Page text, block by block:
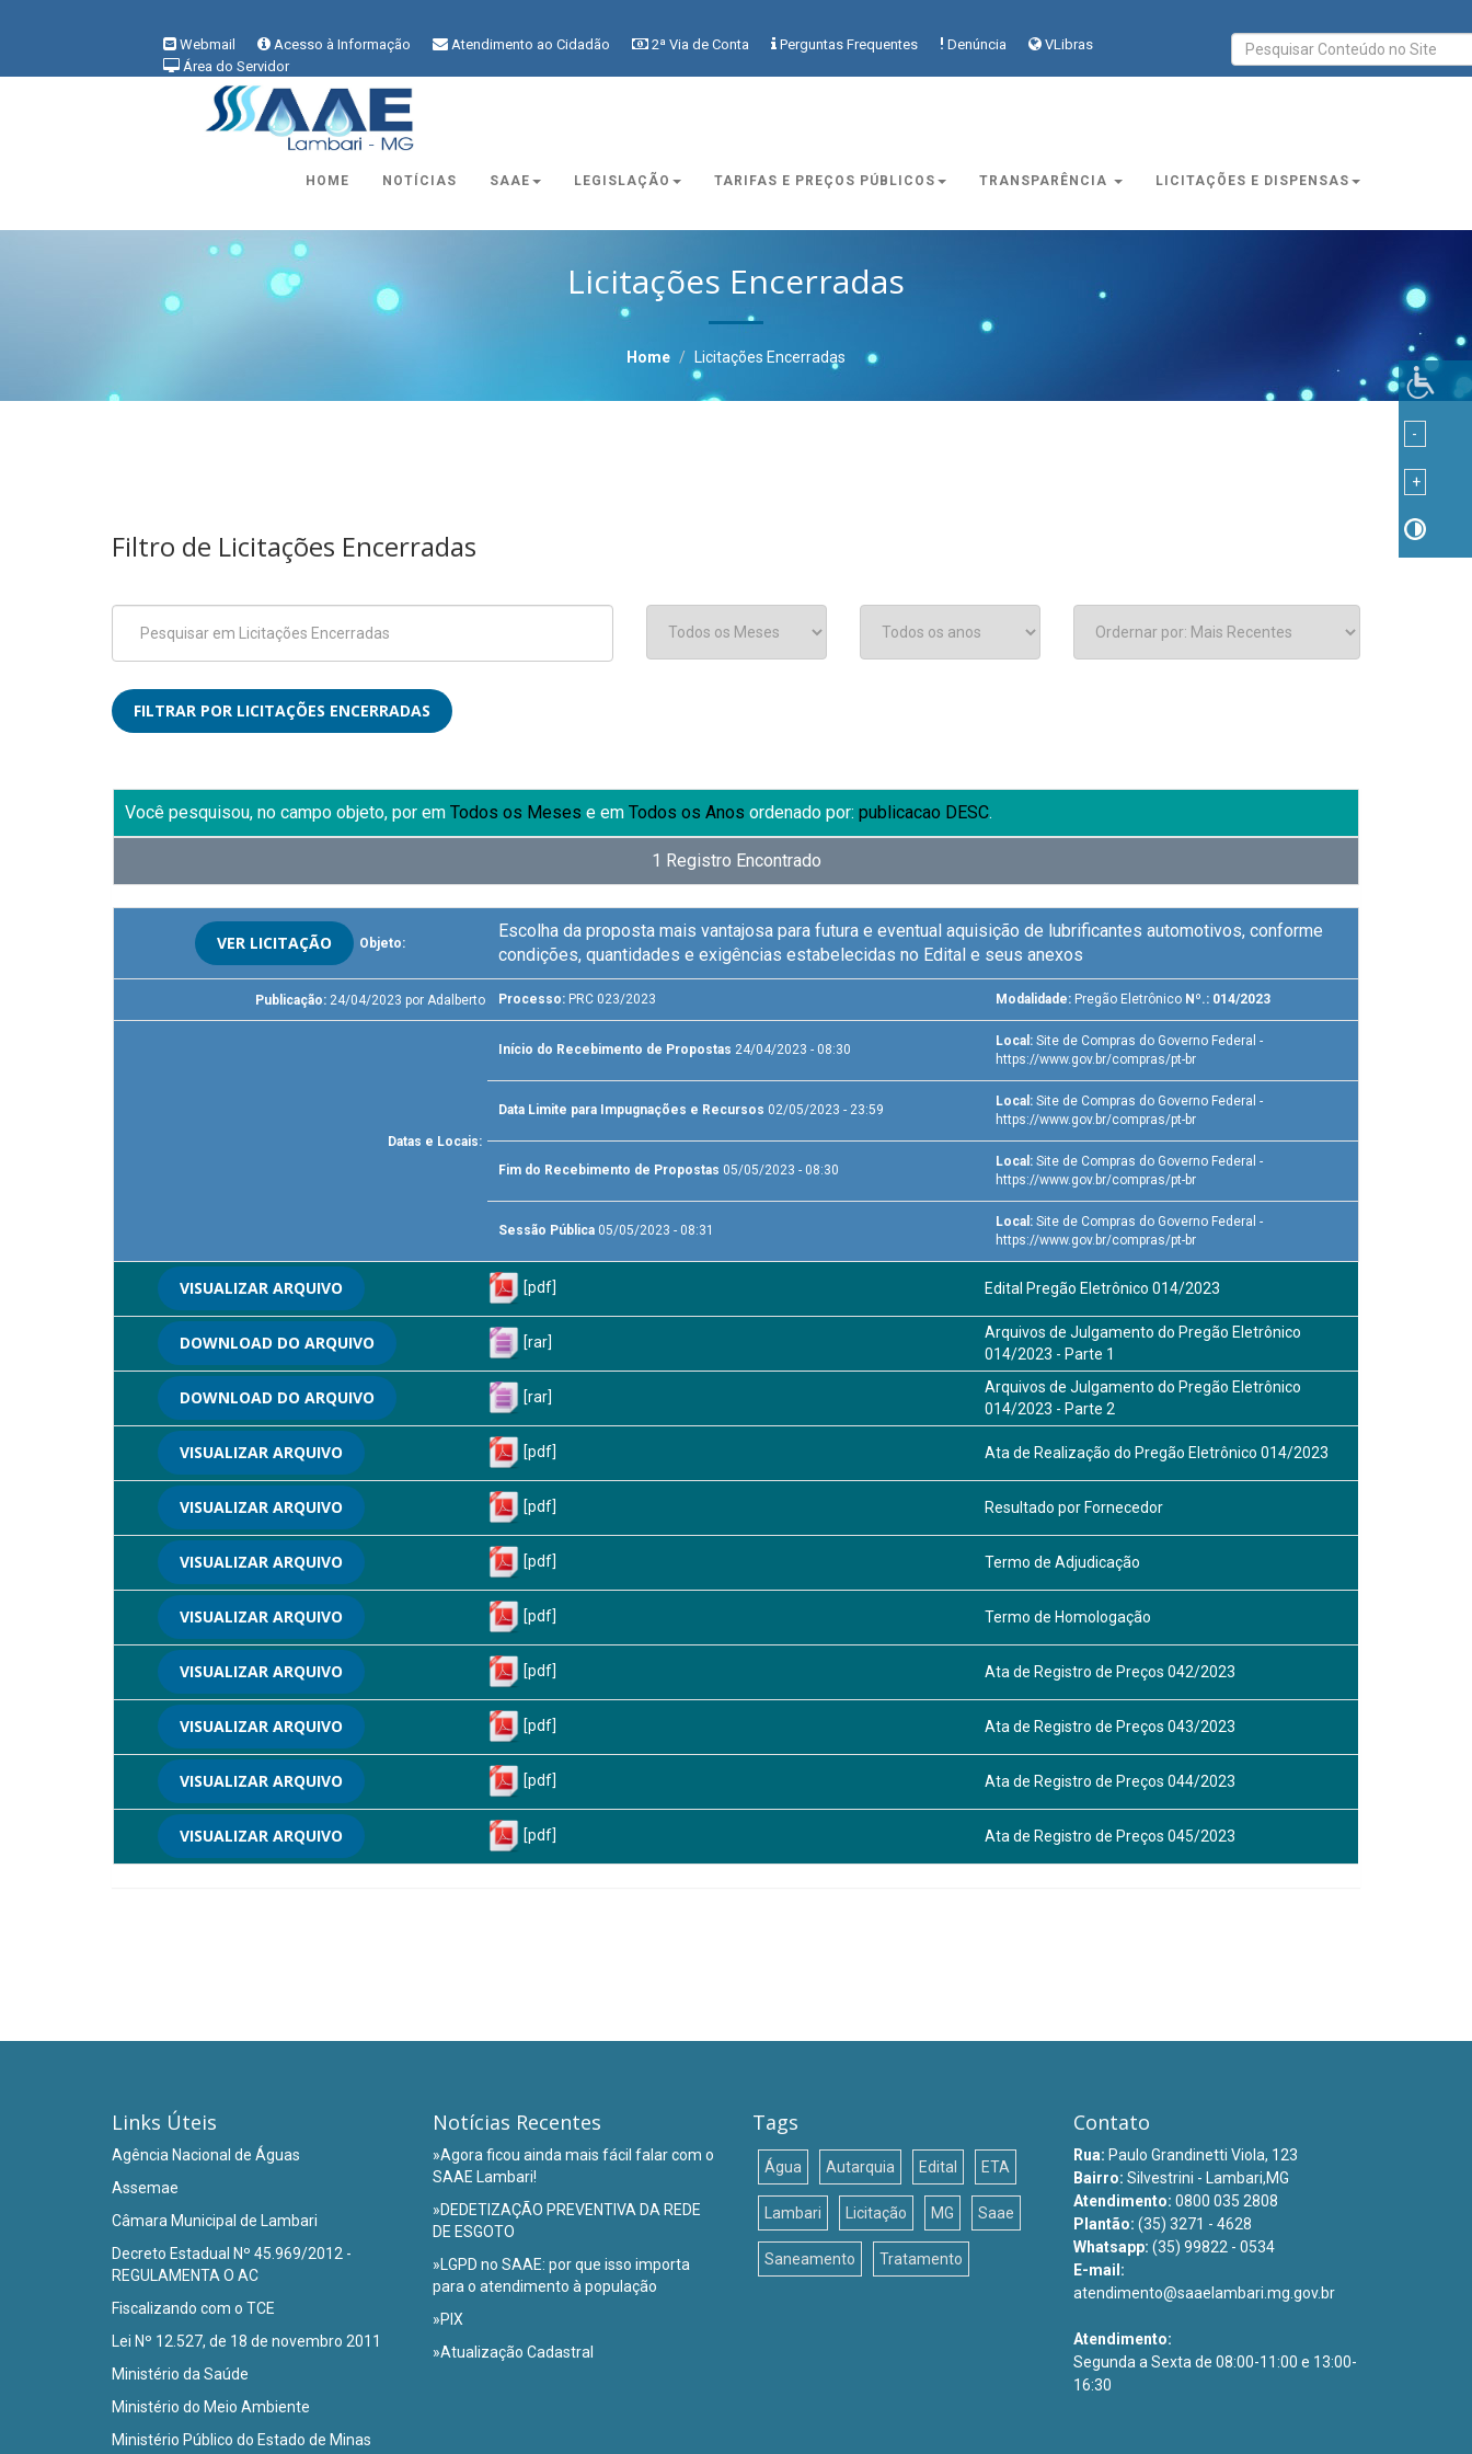
Webmail Acesso à Informação Atendimento ao Cidadão 2ª Via de Conta Perguntas Frequentes ! Denúncia
VLibras
Área do Servidor
HOME NOTÍCIAS SAAE LEGISLAÇÃO TARIFAS E PREÇOS PÚBLICOS TRANSPARÊNCIA LICITAÇÕES E DISPENSAS
Licitações Encerradas
Home Licitações Encerradas
Filtro de Licitações Encerradas
Você pesquisou, no campo objeto, por em Todos os Meses e em Todos os Anos ordenado por: publicacao DESC.
1 Registro Encontrado
VER LICITAÇÃO Objeto:
Escolha da proposta mais vantajosa para futura e eventual aquisição de lubrificantes automotivos, conforme
condições, quantidades e exigências estabelecidas no Edital e seus anexos
Publicação: 24/04/2023 por Adalberto Processo: PRC 023/2023 Modalidade: Pregão Eletrônico Nº.: 014/2023
Datas e Locais:
Início do Recebimento de Propostas 24/04/2023 - 08:30
Local: Site de Compras do Governo Federal -
https://www.gov.br/compras/pt-br
Data Limite para Impugnações e Recursos 02/05/2023 - 23:59
Local: Site de Compras do Governo Federal -
https://www.gov.br/compras/pt-br
Fim do Recebimento de Propostas 05/05/2023 - 08:30
Local: Site de Compras do Governo Federal -
https://www.gov.br/compras/pt-br
Sessão Pública 05/05/2023 - 08:31
Local: Site de Compras do Governo Federal -
https://www.gov.br/compras/pt-br
VISUALIZAR ARQUIVO [pdf] Edital Pregão Eletrônico 014/2023
DOWNLOAD DO ARQUIVO [rar]
Arquivos de Julgamento do Pregão Eletrônico
014/2023 - Parte 1
DOWNLOAD DO ARQUIVO [rar]
Arquivos de Julgamento do Pregão Eletrônico
014/2023 - Parte 2
VISUALIZAR ARQUIVO [pdf] Ata de Realização do Pregão Eletrônico 014/2023
VISUALIZAR ARQUIVO [pdf] Resultado por Fornecedor
VISUALIZAR ARQUIVO [pdf] Termo de Adjudicação
VISUALIZAR ARQUIVO [pdf] Termo de Homologação
VISUALIZAR ARQUIVO [pdf] Ata de Registro de Preços 042/2023
VISUALIZAR ARQUIVO [pdf] Ata de Registro de Preços 043/2023
VISUALIZAR ARQUIVO [pdf] Ata de Registro de Preços 044/2023
VISUALIZAR ARQUIVO [pdf] Ata de Registro de Preços 045/2023
Links Úteis
Agência Nacional de Águas
Assemae
Câmara Municipal de Lambari
Decreto Estadual Nº 45.969/2012 -
REGULAMENTA O AC
Fiscalizando com o TCE
Lei Nº 12.527, de 18 de novembro 2011
Ministério da Saúde
Ministério do Meio Ambiente
Ministério Público do Estado de Minas
Notícias Recentes
»Agora ficou ainda mais fácil falar com o
SAAE Lambari!
»DEDETIZAÇÃO PREVENTIVA DA REDE
DE ESGOTO
»LGPD no SAAE: por que isso importa
para o atendimento à população
»PIX
»Atualização Cadastral
Tags
Água Autarquia Edital ETA
Lambari Licitação MG Saae
Saneamento Tratamento
Contato
Rua: Paulo Grandinetti Viola, 123
Bairro: Silvestrini - Lambari,MG
Atendimento: 0800 035 2808
Plantão: (35) 3271 - 4628
Whatsapp: (35) 99822 - 0534
E-mail:
atendimento@saaelambari.mg.gov.br
Atendimento:
Segunda a Sexta de 08:00-11:00 e 13:00-
16:30